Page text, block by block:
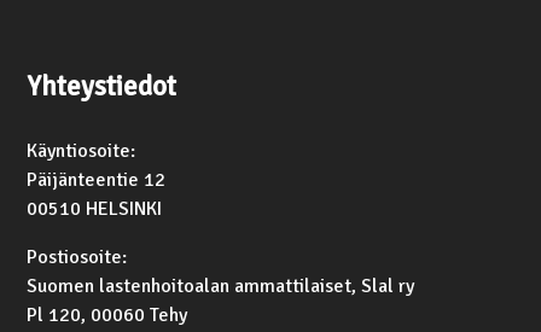
Yhteystiedot
Käyntiosoite:
Päijänteentie 12
00510 HELSINKI
Postiosoite:
Suomen lastenhoitoalan ammattilaiset, Slal ry
Pl 120, 00060 Tehy